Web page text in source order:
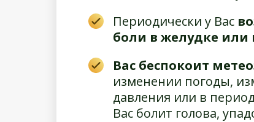
Периодически у Вас
боли в желудке или
Вас беспокоит
изменении погоды,
давления или в
Вас болит голова,